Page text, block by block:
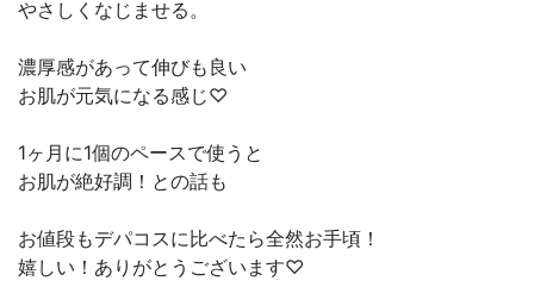
やさしくなじませる。
濃厚感があって伸びも良い
お肌が元気になる感じ♡
1ヶ月に1個のペースで使うと
お肌が絶好調！との話も
お値段もデパコスに比べたら全然お手頃！
嬉しい！ありがとうございます♡